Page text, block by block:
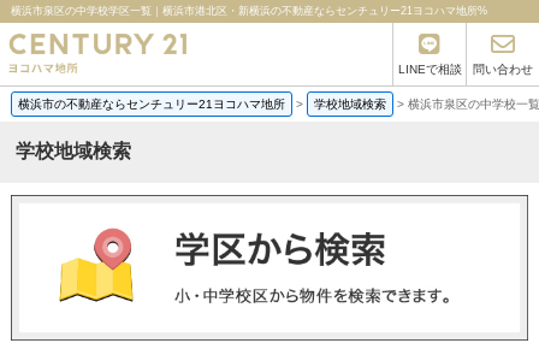
横浜市泉区の中学校学区一覧｜横浜市港北区・新横浜の不動産ならセンチュリー21ヨコハマ地所%
LINEで相談 問い合わせ
横浜市の不動産ならセンチュリー21ヨコハマ地所 > 学校地域検索 > 横浜市泉区の中学校一覧
学校地域検索